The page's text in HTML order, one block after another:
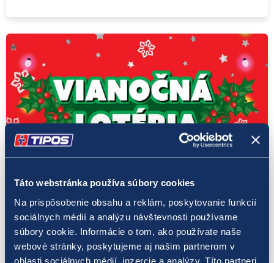
Táto webstránka používa súbory cookies
Na prispôsobenie obsahu a reklám, poskytovanie funkcií
sociálnych médií a analýzu návštevnosti používame
súbory cookie. Informácie o tom, ako používate naše
webové stránky, poskytujeme aj našim partnerom v
oblasti sociálnych médií, inzercie a analýzy. Títo partneri
Žreby
20. 12. 2021
Vďaka žrebu Vianočná lotéria vyhral 200
000 eur! Kto ho napodobní?